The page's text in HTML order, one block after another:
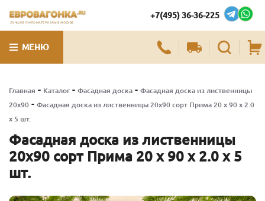
ЛУЧШИЕ ПИЛОМАТЕРИАЛЫ В МОСКВЕ
+7(495) 36-36-225
МЕНЮ
Главная - Каталог - Фасадная доска - Фасадная доска из лиственницы
20х90 - Фасадная доска из лиственницы 20х90 сорт Прима 20 x 90 x 2.0
x 5 шт.
Фасадная доска из лиственницы
20х90 сорт Прима 20 x 90 x 2.0 x 5
шт.